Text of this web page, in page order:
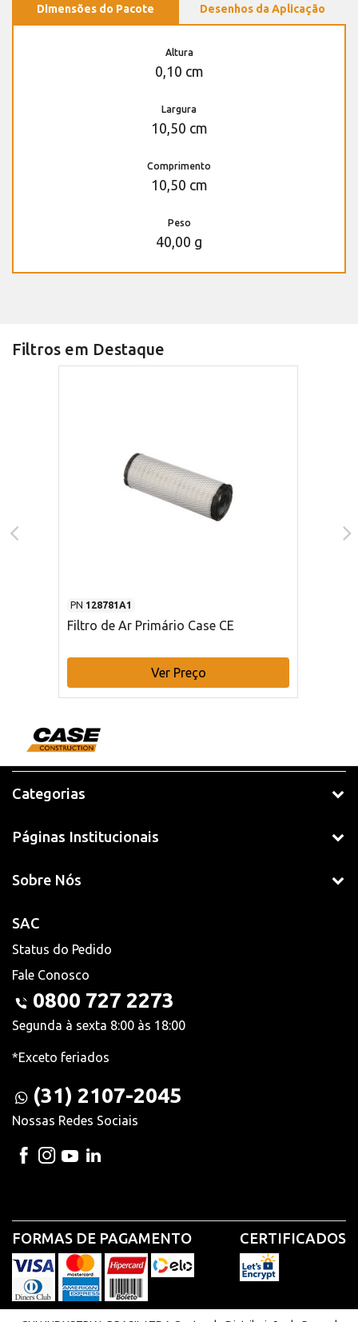
Dimensões do Pacote Desenhos da Aplicação
Altura
0,10 cm
Largura
10,50 cm
Comprimento
10,50 cm
Peso
40,00 g
Filtros em Destaque
PN 128781A1
Filtro de Ar Primário Case CE
Ver Preço
Categorias
Páginas Institucionais
Sobre Nós
SAC
Status do Pedido
Fale Conosco
0800 727 2273
Segunda à sexta 8:00 às 18:00
*Exceto feriados
(31) 2107-2045
Nossas Redes Sociais
FORMAS DE PAGAMENTO CERTIFICADOS